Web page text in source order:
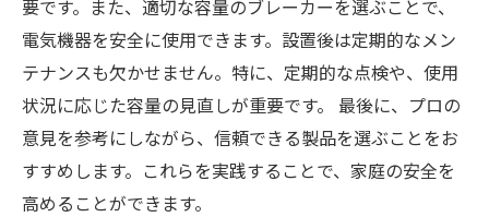
要です。また、適切な容量のブレーカーを選ぶことで、
電気機器を安全に使用できます。設置後は定期的なメン
テナンスも欠かせません。特に、定期的な点検や、使用
状況に応じた容量の見直しが重要です。 最後に、プロの
意見を参考にしながら、信頼できる製品を選ぶことをお
すすめします。これらを実践することで、家庭の安全を
高めることができます。